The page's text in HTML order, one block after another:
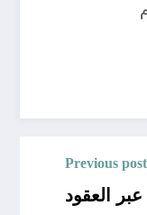
Previous post
العقود